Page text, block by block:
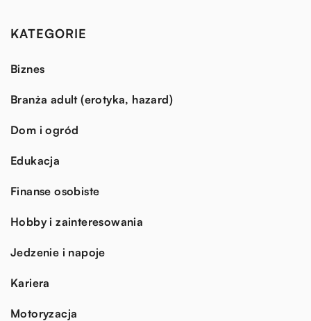
KATEGORIE
Biznes
Branża adult (erotyka, hazard)
Dom i ogród
Edukacja
Finanse osobiste
Hobby i zainteresowania
Jedzenie i napoje
Kariera
Motoryzacja